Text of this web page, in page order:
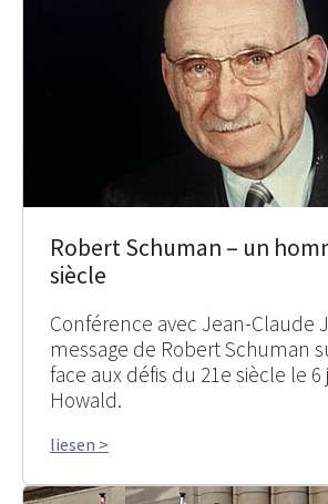
Robert Schuman – un
siècle
Conférence avec Jean-Claude
message de Robert Schuman
face aux défis du 21e siècle le 6
Howald.
liesen >